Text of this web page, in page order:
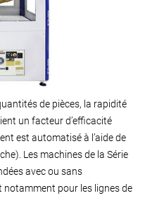
de pièces, la rapidité
un facteur d’efficacité
est automatisé à l’aide de
Les machines de la Série
avec ou sans
pour les lignes de